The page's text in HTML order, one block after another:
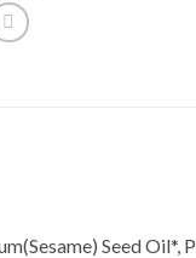
Seed Oil*,